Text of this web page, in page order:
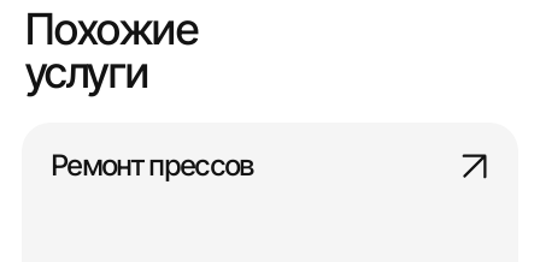
Похожие
услуги
Ремонт прессов